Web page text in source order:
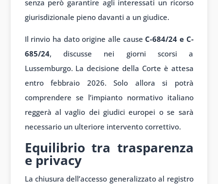
senza però garantire agli interessati un ricorso
giurisdizionale pieno davanti a un giudice.
Il rinvio ha dato origine alle cause C-684/24 e C-
685/24, discusse nei giorni scorsi a
Lussemburgo. La decisione della Corte è attesa
entro febbraio 2026. Solo allora si potrà
comprendere se l’impianto normativo italiano
reggerà al vaglio dei giudici europei o se sarà
necessario un ulteriore intervento correttivo.
Equilibrio tra trasparenza
e privacy
La chiusura dell’accesso generalizzato al registro